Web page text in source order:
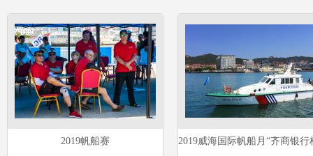
2019帆船赛 2019威海国际帆船月“齐商银行